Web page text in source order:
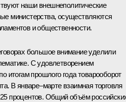
наши внешнеполитические
министерства, осуществляются
и общественности.
большое внимание уделили
С удовлетворением
итогам прошлого года товарооборот
В январе–марте взаимная торговля
процентов. Общий объём